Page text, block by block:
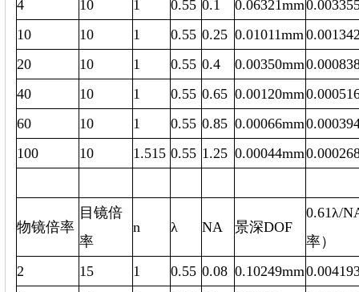
4
10 1 0.55 0.1 0.06321mm
10
10 1 0.55 0.25 0.01011mm
20
10 1 0.55 0.4 0.00350mm
40
10 1 0.55 0.65 0.00120mm
60
10 1 0.55 0.85 0.00066mm
100
10 1.515 0.55 1.25 0.00044mm
物镜倍率
目镜倍
率
n λ NA 景深DOF
0.61λ/
率）
2
15 1 0.55 0.08 0.10249mm